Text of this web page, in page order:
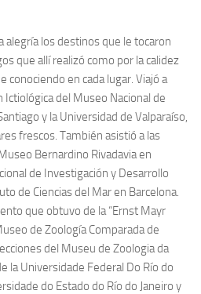
alegría los destinos que le tocaron
que allí realizó como por la calidez
conociendo en cada lugar. Viajó a
Ictiológica del Museo Nacional de
y la Universidad de Valparaíso,
frescos. También asistió a las
Bernardino Rivadavia en
de Investigación y Desarrollo
de Ciencias del Mar en Barcelona.
que obtuvo de la “Ernst Mayr
de Zoología Comparada de
del Museu de Zoologia da
la Universidade Federal Do Río do
do Estado do Río do Janeiro y